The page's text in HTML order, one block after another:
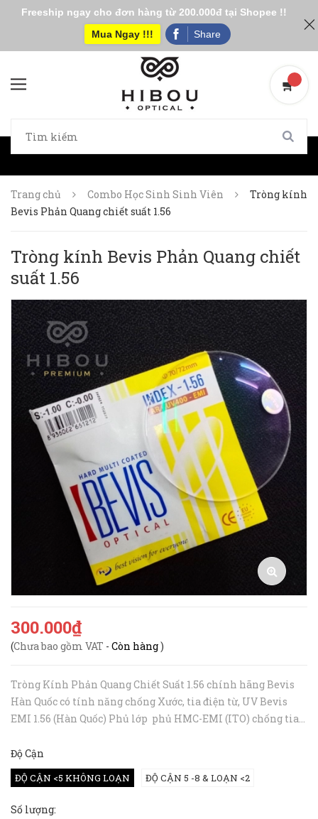
Trang chủ Combo Học Sinh Sinh Viên
Tròng kính
Bevis Phản Quang chiết suất 1.56
Tròng kính Bevis Phản Quang chiết
suất 1.56
300.000₫
(Chưa bao gồm VAT - Còn hàng)
Tròng Kính Phản Quang Chiết Suất 1.56 chính hãng Bevis
Hàn Quốc có tính năng chống Xước, tia điện từ, UV Bevis
EMI 1.56 (Hàn Quốc) Phủ lớp phủ HMC-EMI (ITO) chống tia
Độ Cận
ĐỘ CẬN <5 KHÔNG LOẠN ĐỘ CẬN 5 -8 & LOẠN <2
Số lượng:
Freeship ngay cho đơn hàng từ 200.000đ tại Shopee !!
Mua Ngay !!!
Share